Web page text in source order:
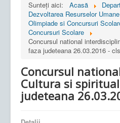
Sunteți aici:
Acasă
Dezvoltarea Resurselor Umane
Olimpiade si Concursuri
Concursuri Scolare
Concursul national
faza judeteana 26.03.2016 -
Concursul
Cultura si
judeteana